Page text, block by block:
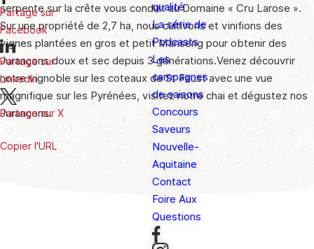
qualité
La série de
Podcasts
Les
campagnes
de saisons
Concours
Saveurs
Nouvelle-
Aquitaine
Contact
Foire Aux
Questions
serpente sur la crête vous conduit au Domaine « Cru Larose ».
Sur une propriété de 2,7 ha, nous cultivons et vinifions des
vignes plantées en gros et petit Manseng pour obtenir des
Jurançons doux et sec depuis 3 générations.Venez découvrir
notre vignoble sur les coteaux de St Faust avec une vue
magnifique sur les Pyrénées, visitez notre chai et dégustez nos
Jurançons.
Partage sur
Facebook
Partage sur
LinkedIn
Partage sur X
Copier l'URL